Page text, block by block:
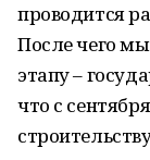
проводится
После чего
этапу –
что с